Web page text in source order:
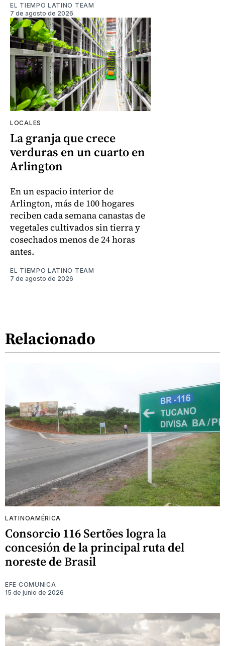
EL TIEMPO LATINO TEAM
7 de agosto de 2026
LOCALES
La granja que crece
verduras en un cuarto en
Arlington
En un espacio interior de
Arlington, más de 100 hogares
reciben cada semana canastas de
vegetales cultivados sin tierra y
cosechados menos de 24 horas
antes.
EL TIEMPO LATINO TEAM
7 de agosto de 2026
Relacionado
LATINOAMÉRICA
Consorcio 116 Sertões logra la
concesión de la principal ruta del
noreste de Brasil
EFE COMUNICA
15 de junio de 2026